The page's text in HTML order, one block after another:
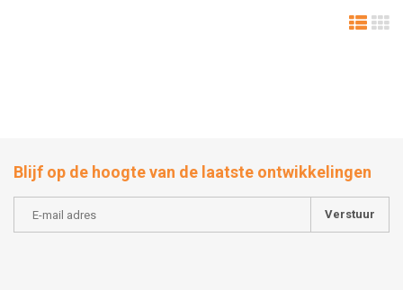
Blijf op de hoogte van de laatste ontwikkelingen
Verstuur